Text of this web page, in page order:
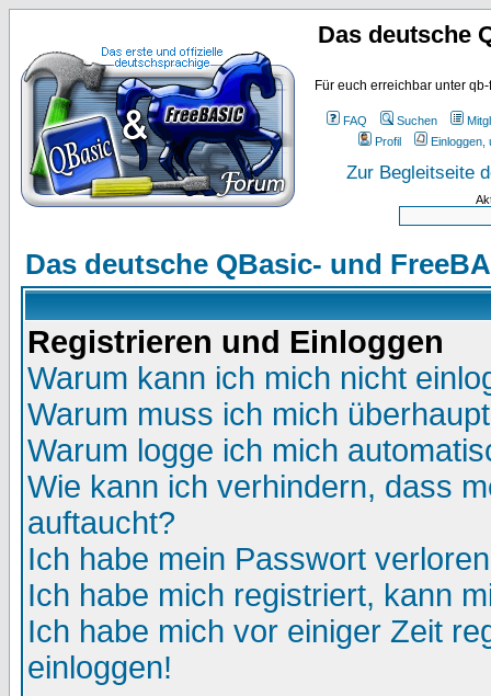
Das deutsche
Für euch erreichbar unter
FAQ Suchen
Profil
Einloggen,
Zur Begleitseite
Das deutsche QBasic- und
Registrieren und Einloggen
Warum kann ich mich nicht
Warum muss ich mich
Warum logge ich mich
Wie kann ich verhindern, dass
auftaucht?
Ich habe mein Passwort
Ich habe mich registriert, kann
Ich habe mich vor einiger Zeit
einloggen!